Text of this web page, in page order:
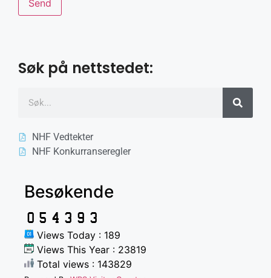
Søk på nettstedet:
NHF Vedtekter
NHF Konkurranseregler
Besøkende
Views Today : 189
Views This Year : 23819
Total views : 143829